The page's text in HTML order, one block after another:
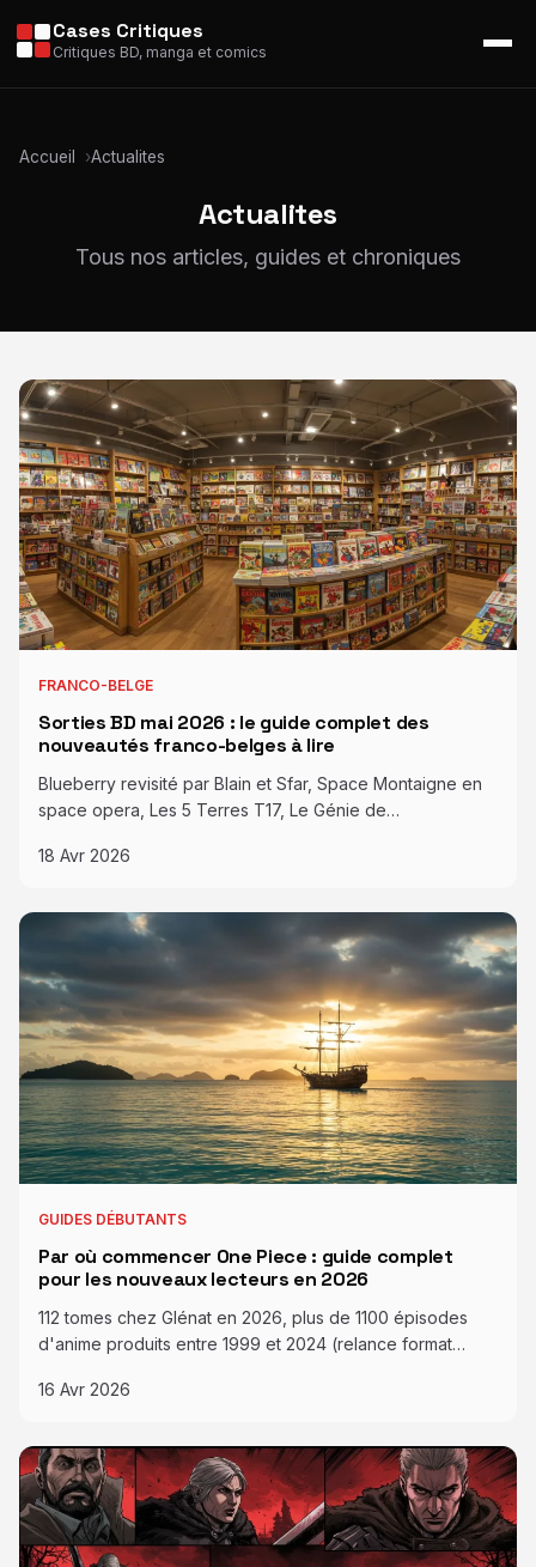
Cases Critiques
Critiques BD, manga et comics
Accueil Actualites
Actualites
Tous nos articles, guides et chroniques
FRANCO-BELGE
Sorties BD mai 2026 : le guide complet des
nouveautés franco-belges à lire
Blueberry revisité par Blain et Sfar, Space Montaigne en
space opera, Les 5 Terres T17, Le Génie de…
18 Avr 2026
GUIDES DÉBUTANTS
Par où commencer One Piece : guide complet
pour les nouveaux lecteurs en 2026
112 tomes chez Glénat en 2026, plus de 1100 épisodes
d'anime produits entre 1999 et 2024 (relance format…
16 Avr 2026